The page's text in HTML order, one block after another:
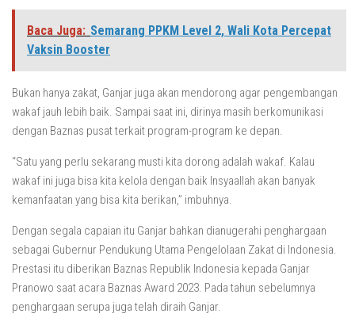
Baca Juga: Semarang PPKM Level 2, Wali Kota Percepat
Vaksin Booster
Bukan hanya zakat, Ganjar juga akan mendorong agar pengembangan
wakaf jauh lebih baik. Sampai saat ini, dirinya masih berkomunikasi
dengan Baznas pusat terkait program-program ke depan.
“Satu yang perlu sekarang musti kita dorong adalah wakaf. Kalau
wakaf ini juga bisa kita kelola dengan baik Insyaallah akan banyak
kemanfaatan yang bisa kita berikan,” imbuhnya.
Dengan segala capaian itu Ganjar bahkan dianugerahi penghargaan
sebagai Gubernur Pendukung Utama Pengelolaan Zakat di Indonesia.
Prestasi itu diberikan Baznas Republik Indonesia kepada Ganjar
Pranowo saat acara Baznas Award 2023. Pada tahun sebelumnya
penghargaan serupa juga telah diraih Ganjar.